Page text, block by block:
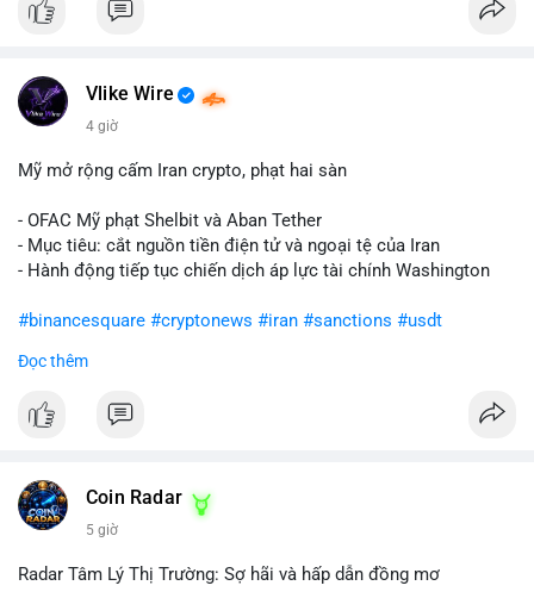
Vlike Wire
4 giờ
Mỹ mở rộng cấm Iran crypto, phạt hai sàn
- OFAC Mỹ phạt Shelbit và Aban Tether
- Mục tiêu: cắt nguồn tiền điện tử và ngoại tệ của Iran
- Hành động tiếp tục chiến dịch áp lực tài chính Washington
#binancesquare #cryptonews #iran #sanctions #usdt
$usdt
#vlikevn #titanbot
Đọc thêm
Coin Radar
5 giờ
Radar Tâm Lý Thị Trường: Sợ hãi và hấp dẫn đồng mơ